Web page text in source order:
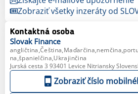
Zobraziť všetky inzeráty od
Kontaktná osoba
Slovak Finance
na,španielčina,Ukrajinčina
Jurská cesta 3 93401 Levice Nitriansky
Zobraziť číslo